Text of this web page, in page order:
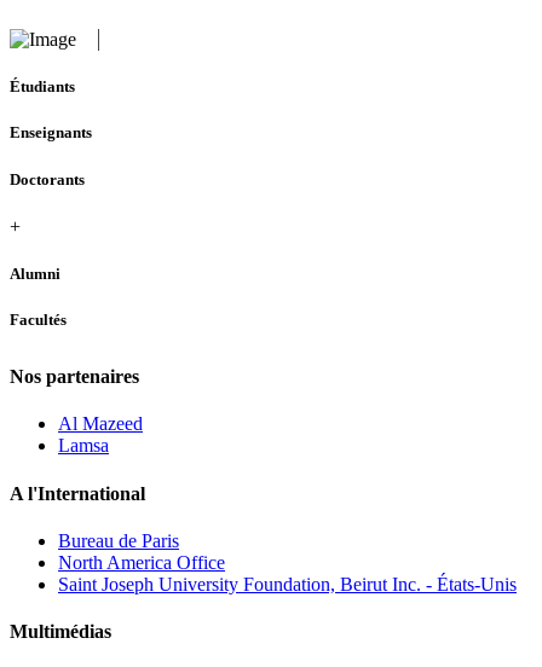
Étudiants
Enseignants
Doctorants
+
Alumni
Facultés
Nos partenaires
Al Mazeed
Lamsa
A l'International
Bureau de Paris
North America Office
Saint Joseph University Foundation, Beirut Inc. - États-Unis
Multimédias